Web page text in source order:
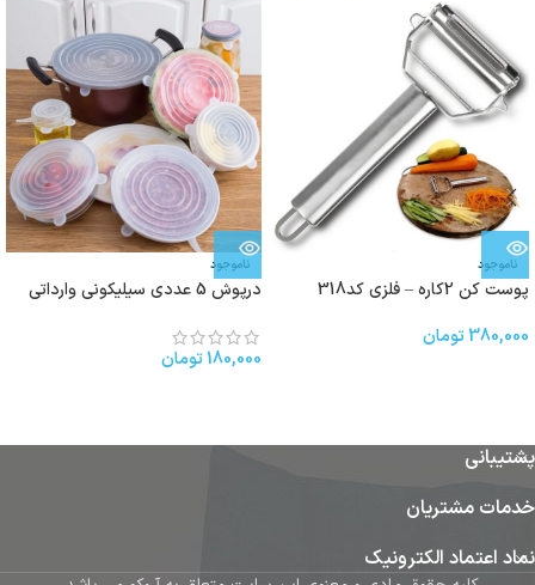
ناموجود
پوست کن 2کاره – فلزی کد318
380,000تومان
ناموجود
درپوش 5 عددی سیلیکونی وارداتی
180,000تومان
پشتیبانی
خدمات مشتریان
نماد اعتماد الکترونیک